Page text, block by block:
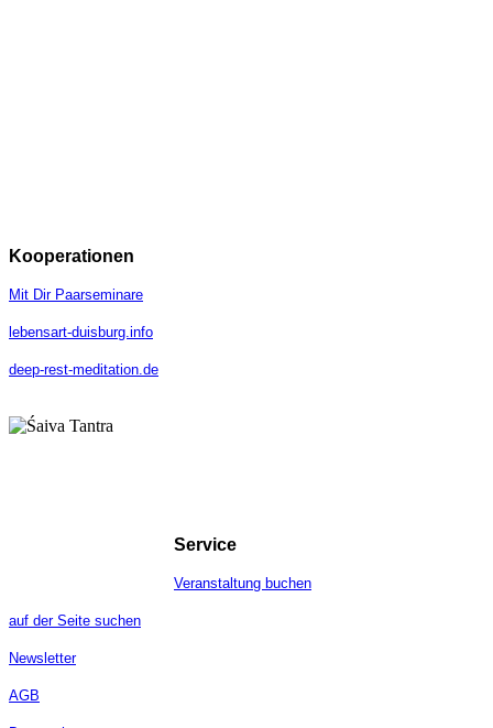
Kooperationen
Mit Dir Paarseminare
lebensart-duisburg.info
deep-rest-meditation.de
Service
Veranstaltung buchen
auf der Seite suchen
Newsletter
AGB